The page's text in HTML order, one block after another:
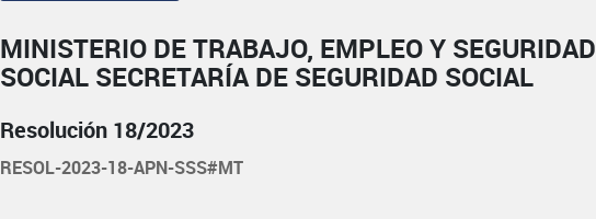
MINISTERIO DE TRABAJO, EMPLEO Y SEGURIDAD
SOCIAL SECRETARÍA DE SEGURIDAD SOCIAL
Resolución 18/2023
RESOL-2023-18-APN-SSS#MT